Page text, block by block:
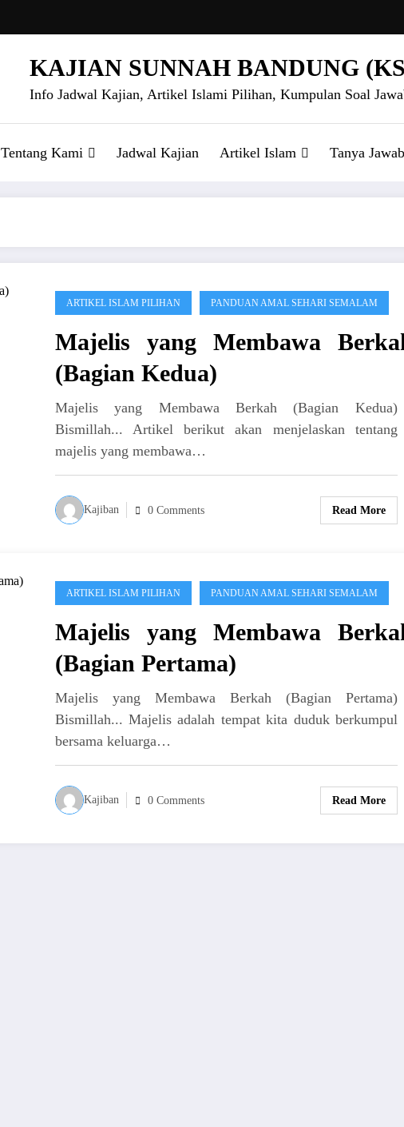
KAJIAN SUNNAH BANDUNG
Info Jadwal Kajian, Artikel Islami Pilihan, Kumpulan Soal
Tentang Kami Jadwal Kajian Artikel Islam Tanya Jawab
ARTIKEL ISLAM PILIHAN PANDUAN AMAL SEHARI SEMALAM
Majelis yang Membawa
(Bagian Kedua)
Majelis yang Membawa Berkah (Bagian Kedua)
Bismillah... Artikel berikut akan menjelaskan tentang
majelis yang membawa…
Kajiban 0 Comments Read More
ARTIKEL ISLAM PILIHAN PANDUAN AMAL SEHARI SEMALAM
Majelis yang Membawa
(Bagian Pertama)
Majelis yang Membawa Berkah (Bagian Pertama)
Bismillah... Majelis adalah tempat kita duduk berkumpul
bersama keluarga…
Kajiban 0 Comments Read More